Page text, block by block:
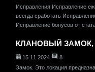
Исправления Исправление
всегда сработать
Исправление бонусов от
КЛАНОВЫЙ
15.11.2024
8
Замок. Это локация